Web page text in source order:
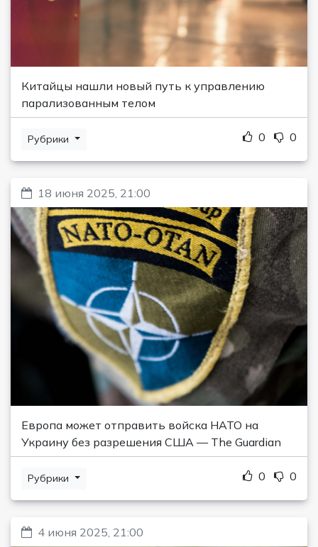
Китайцы нашли новый путь к управлению
парализованным телом
Рубрики 0 0
18 июня 2025, 21:00
Европа может отправить войска НАТО на
Украину без разрешения США — The Guardian
Рубрики 0 0
4 июня 2025, 21:00